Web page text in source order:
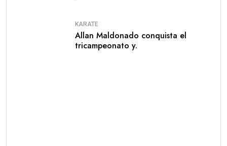
KARATE
Allan Maldonado conquista el
tricampeonato y.